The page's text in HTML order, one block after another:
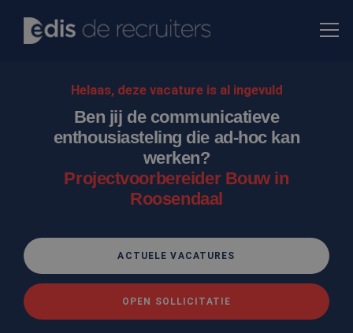
Helaas, deze vacature is al ingevuld
Ben jij de communicatieve
enthousiasteling die ad-hoc kan
werken?
Projectvoorbereider Bouw in
Roosendaal
ACTUELE VACATURES
OPEN SOLLICITATIE